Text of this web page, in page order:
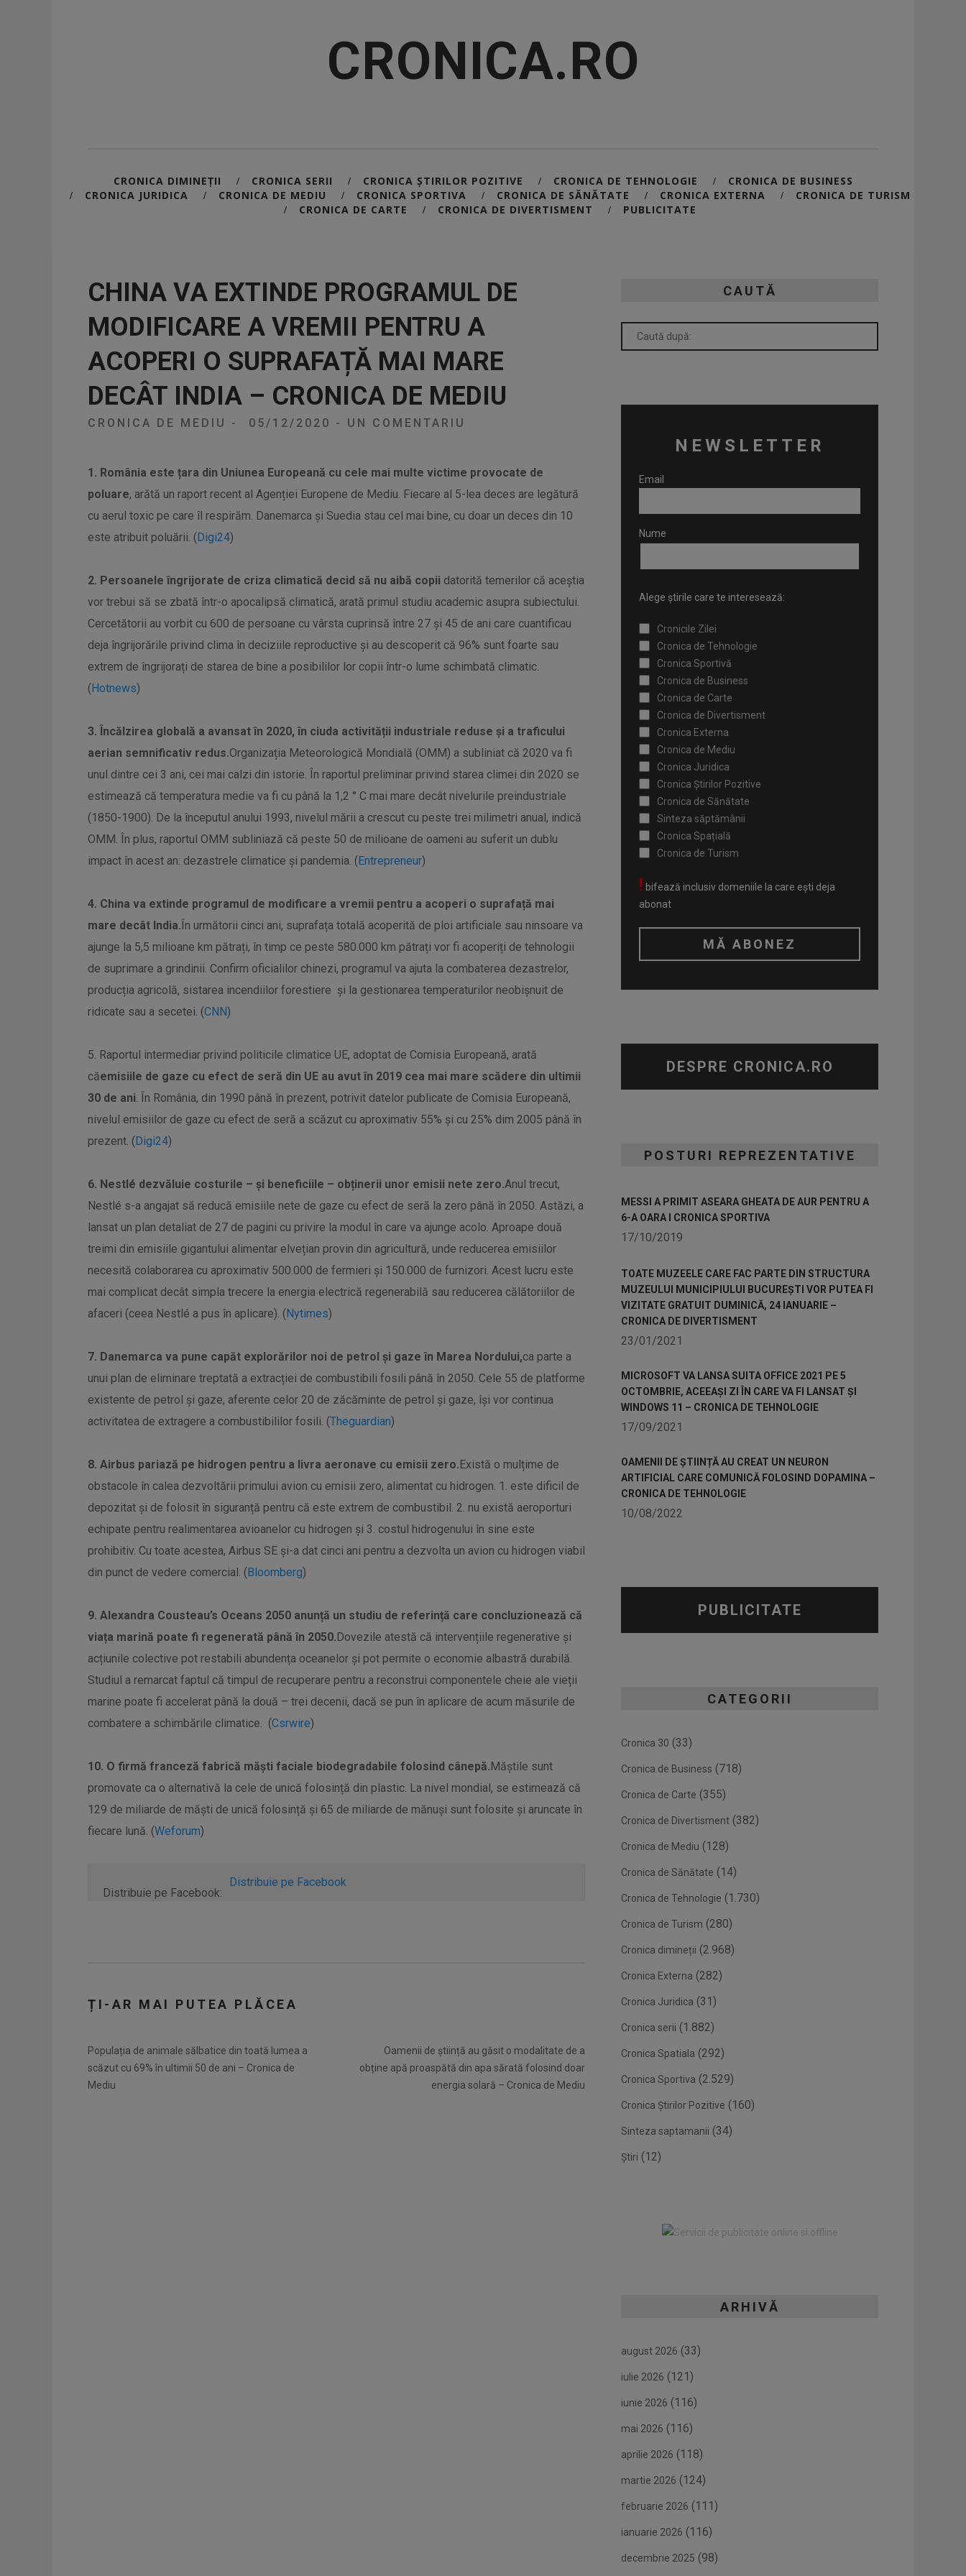
CRONICA.RO
CRONICA DIMINEȚII / CRONICA SERII / CRONICA ȘTIRILOR POZITIVE / CRONICA DE TEHNOLOGIE / CRONICA DE BUSINESS
/ CRONICA JURIDICA / CRONICA DE MEDIU / CRONICA SPORTIVA / CRONICA DE SĂNĂTATE / CRONICA EXTERNA / CRONICA DE TURISM
/ CRONICA DE CARTE / CRONICA DE DIVERTISMENT / PUBLICITATE
CHINA VA EXTINDE PROGRAMUL DE
MODIFICARE A VREMII PENTRU A
ACOPERI O SUPRAFAȚĂ MAI MARE
DECÂT INDIA – CRONICA DE MEDIU
CRONICA DE MEDIU - 05/12/2020 - UN COMENTARIU
1. România este țara din Uniunea Europeană cu cele mai multe victime provocate de
poluare, arătă un raport recent al Agenției Europene de Mediu. Fiecare al 5-lea deces are legătură
cu aerul toxic pe care îl respirăm. Danemarca și Suedia stau cel mai bine, cu doar un deces din 10
este atribuit poluării. (Digi24)
2. Persoanele îngrijorate de criza climatică decid să nu aibă copii datorită temerilor că aceștia
vor trebui să se zbată într-o apocalipsă climatică, arată primul studiu academic asupra subiectului.
Cercetătorii au vorbit cu 600 de persoane cu vârsta cuprinsă între 27 și 45 de ani care cuantificau
deja îngrijorările privind clima în deciziile reproductive și au descoperit că 96% sunt foarte sau
extrem de îngrijorați de starea de bine a posibililor lor copii într-o lume schimbată climatic.
(Hotnews)
3. Încălzirea globală a avansat în 2020, în ciuda activității industriale reduse și a traficului
aerian semnificativ redus.Organizația Meteorologică Mondială (OMM) a subliniat că 2020 va fi
unul dintre cei 3 ani, cei mai calzi din istorie. În raportul preliminar privind starea climei din 2020 se
estimează că temperatura medie va fi cu până la 1,2 ° C mai mare decât nivelurile preindustriale
(1850-1900). De la începutul anului 1993, nivelul mării a crescut cu peste trei milimetri anual, indică
OMM. În plus, raportul OMM subliniază că peste 50 de milioane de oameni au suferit un dublu
impact în acest an: dezastrele climatice și pandemia. (Entrepreneur)
4. China va extinde programul de modificare a vremii pentru a acoperi o suprafață mai
mare decât India.În următorii cinci ani, suprafața totală acoperită de ploi artificiale sau ninsoare va
ajunge la 5,5 milioane km pătrați, în timp ce peste 580.000 km pătrați vor fi acoperiți de tehnologii
de suprimare a grindinii. Confirm oficialilor chinezi, programul va ajuta la combaterea dezastrelor,
producția agricolă, sistarea incendiilor forestiere și la gestionarea temperaturilor neobișnuit de
ridicate sau a secetei. (CNN)
5. Raportul intermediar privind politicile climatice UE, adoptat de Comisia Europeană, arată
căemisiile de gaze cu efect de seră din UE au avut în 2019 cea mai mare scădere din ultimii
30 de ani. În România, din 1990 până în prezent, potrivit datelor publicate de Comisia Europeană,
nivelul emisiilor de gaze cu efect de seră a scăzut cu aproximativ 55% și cu 25% dim 2005 până în
prezent. (Digi24)
6. Nestlé dezvăluie costurile – și beneficiile – obținerii unor emisii nete zero.Anul trecut,
Nestlé s-a angajat să reducă emisiile nete de gaze cu efect de seră la zero până în 2050. Astăzi, a
lansat un plan detaliat de 27 de pagini cu privire la modul în care va ajunge acolo. Aproape două
treimi din emisiile gigantului alimentar elvețian provin din agricultură, unde reducerea emisiilor
necesită colaborarea cu aproximativ 500.000 de fermieri și 150.000 de furnizori. Acest lucru este
mai complicat decât simpla trecere la energia electrică regenerabilă sau reducerea călătoriilor de
afaceri (ceea Nestlé a pus în aplicare). (Nytimes)
7. Danemarca va pune capăt explorărilor noi de petrol și gaze în Marea Nordului,ca parte a
unui plan de eliminare treptată a extracției de combustibili fosili până în 2050. Cele 55 de platforme
existente de petrol și gaze, aferente celor 20 de zăcăminte de petrol și gaze, își vor continua
activitatea de extragere a combustibililor fosili. (Theguardian)
8. Airbus pariază pe hidrogen pentru a livra aeronave cu emisii zero.Există o mulțime de
obstacole în calea dezvoltării primului avion cu emisii zero, alimentat cu hidrogen. 1. este dificil de
depozitat și de folosit în siguranță pentru că este extrem de combustibil. 2. nu există aeroporturi
echipate pentru realimentarea avioanelor cu hidrogen și 3. costul hidrogenului în sine este
prohibitiv. Cu toate acestea, Airbus SE și-a dat cinci ani pentru a dezvolta un avion cu hidrogen viabil
din punct de vedere comercial. (Bloomberg)
9. Alexandra Cousteau’s Oceans 2050 anunță un studiu de referință care concluzionează că
viața marină poate fi regenerată până în 2050.Dovezile atestă că intervențiile regenerative și
acțiunile colective pot restabili abundența oceanelor și pot permite o economie albastră durabilă.
Studiul a remarcat faptul că timpul de recuperare pentru a reconstrui componentele cheie ale vieții
marine poate fi accelerat până la două – trei decenii, dacă se pun în aplicare de acum măsurile de
combatere a schimbările climatice. (Csrwire)
10. O firmă franceză fabrică măști faciale biodegradabile folosind cânepă.Măștile sunt
promovate ca o alternativă la cele de unică folosință din plastic. La nivel mondial, se estimează că
129 de miliarde de măști de unică folosință și 65 de miliarde de mănuși sunt folosite și aruncate în
fiecare lună. (Weforum)
Distribuie pe Facebook:
Distribuie pe Facebook
ȚI-AR MAI PUTEA PLĂCEA
Populația de animale sălbatice din toată lumea a
scăzut cu 69% în ultimii 50 de ani – Cronica de
Mediu
Oamenii de știință au găsit o modalitate de a
obține apă proaspătă din apa sărată folosind doar
energia solară – Cronica de Mediu
CAUTĂ
NEWSLETTER
Email
Nume
Alege știrile care te interesează:
Cronicile Zilei
Cronica de Tehnologie
Cronica Sportivă
Cronica de Business
Cronica de Carte
Cronica de Divertisment
Cronica Externa
Cronica de Mediu
Cronica Juridica
Cronica Știrilor Pozitive
Cronica de Sănătate
Sinteza săptămânii
Cronica Spațială
Cronica de Turism
! bifează inclusiv domeniile la care ești deja
abonat
DESPRE CRONICA.RO
POSTURI REPREZENTATIVE
MESSI A PRIMIT ASEARA GHEATA DE AUR PENTRU A
6-A OARA I CRONICA SPORTIVA
17/10/2019
TOATE MUZEELE CARE FAC PARTE DIN STRUCTURA
MUZEULUI MUNICIPIULUI BUCUREȘTI VOR PUTEA FI
VIZITATE GRATUIT DUMINICĂ, 24 IANUARIE –
CRONICA DE DIVERTISMENT
23/01/2021
MICROSOFT VA LANSA SUITA OFFICE 2021 PE 5
OCTOMBRIE, ACEEAȘI ZI ÎN CARE VA FI LANSAT ȘI
WINDOWS 11 – CRONICA DE TEHNOLOGIE
17/09/2021
OAMENII DE ȘTIINȚĂ AU CREAT UN NEURON
ARTIFICIAL CARE COMUNICĂ FOLOSIND DOPAMINA –
CRONICA DE TEHNOLOGIE
10/08/2022
PUBLICITATE
CATEGORII
Cronica 30 (33)
Cronica de Business (718)
Cronica de Carte (355)
Cronica de Divertisment (382)
Cronica de Mediu (128)
Cronica de Sănătate (14)
Cronica de Tehnologie (1.730)
Cronica de Turism (280)
Cronica dimineții (2.968)
Cronica Externa (282)
Cronica Juridica (31)
Cronica serii (1.882)
Cronica Spatiala (292)
Cronica Sportiva (2.529)
Cronica Știrilor Pozitive (160)
Sinteza saptamanii (34)
Știri (12)
ARHIVĂ
august 2026 (33)
iulie 2026 (121)
iunie 2026 (116)
mai 2026 (116)
aprilie 2026 (118)
martie 2026 (124)
februarie 2026 (111)
ianuarie 2026 (116)
decembrie 2025 (98)